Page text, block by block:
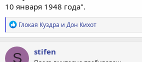
10 января 1948 года".
Р
е
а
к
ц
Глокая Куздра и Дон Кихот
S stifen